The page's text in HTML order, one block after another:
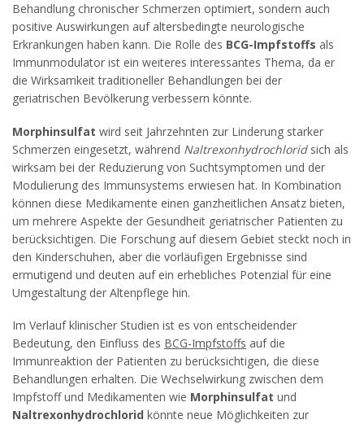
Behandlung chronischer Schmerzen optimiert, sondern auch
positive Auswirkungen auf altersbedingte neurologische
Erkrankungen haben kann. Die Rolle des BCG-Impfstoffs als
Immunmodulator ist ein weiteres interessantes Thema, da er
die Wirksamkeit traditioneller Behandlungen bei der
geriatrischen Bevölkerung verbessern könnte.
Morphinsulfat wird seit Jahrzehnten zur Linderung starker
Schmerzen eingesetzt, während Naltrexonhydrochloridsich als
wirksam bei der Reduzierung von Suchtsymptomen und der
Modulierung des Immunsystems erwiesen hat. In Kombination
können diese Medikamente einen ganzheitlichen Ansatz bieten,
um mehrere Aspekte der Gesundheit geriatrischer Patienten zu
berücksichtigen. Die Forschung auf diesem Gebiet steckt noch in
den Kinderschuhen, aber die vorläufigen Ergebnisse sind
ermutigend und deuten auf ein erhebliches Potenzial für eine
Umgestaltung der Altenpflege hin.
Im Verlauf klinischer Studien ist es von entscheidender
Bedeutung, den Einfluss des BCG-Impfstoffs auf die
Immunreaktion der Patienten zu berücksichtigen, die diese
Behandlungen erhalten. Die Wechselwirkung zwischen dem
Impfstoff und Medikamenten wie Morphinsulfat und
Naltrexonhydrochlorid könnte neue Möglichkeiten zur